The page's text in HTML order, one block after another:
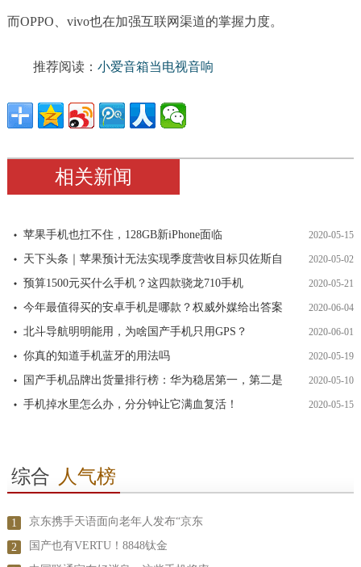
而OPPO、vivo也在加强互联网渠道的掌握力度。
推荐阅读： 小爱音箱当电视音响
相关新闻
苹果手机也扛不住，128GB新iPhone面临 2020-05-15
天下头条｜苹果预计无法实现季度营收目标贝佐斯自 2020-05-02
预算1500元买什么手机？这四款骁龙710手机 2020-05-21
今年最值得买的安卓手机是哪款？权威外媒给出答案 2020-06-04
北斗导航明明能用，为啥国产手机只用GPS？ 2020-06-01
你真的知道手机蓝牙的用法吗 2020-05-19
国产手机品牌出货量排行榜：华为稳居第一，第二是 2020-05-10
手机掉水里怎么办，分分钟让它满血复活！ 2020-05-15
综合 人气榜
1 京东携手天语面向老年人发布“京东
2 国产也有VERTU！8848钛金